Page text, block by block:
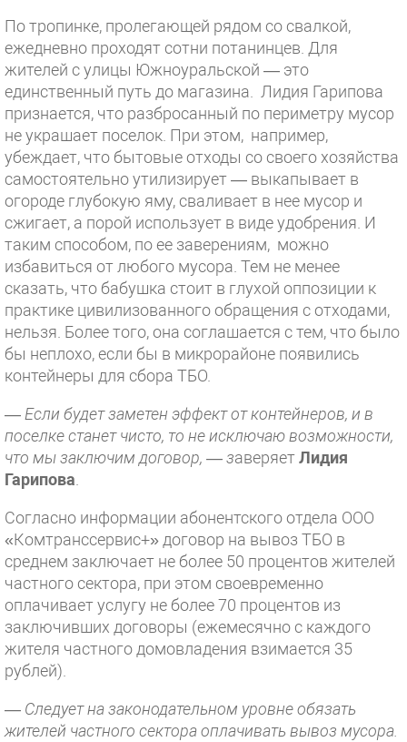
По тропинке, пролегающей рядом со свалкой,
ежедневно проходят сотни потанинцев. Для
жителей с улицы Южноуральской — это
единственный путь до магазина. Лидия Гарипова
признается, что разбросанный по периметру мусор
не украшает поселок. При этом, например,
убеждает, что бытовые отходы со своего хозяйства
самостоятельно утилизирует — выкапывает в
огороде глубокую яму, сваливает в нее мусор и
сжигает, а порой использует в виде удобрения. И
таким способом, по ее заверениям, можно
избавиться от любого мусора. Тем не менее
сказать, что бабушка стоит в глухой оппозиции к
практике цивилизованного обращения с отходами,
нельзя. Более того, она соглашается с тем, что было
бы неплохо, если бы в микрорайоне появились
контейнеры для сбора ТБО.
— Если будет заметен эффект от контейнеров, и в
поселке станет чисто, то не исключаю возможности,
что мы заключим договор, — заверяетЛидия
Гарипова
Согласно информации абонентского отдела ООО
«Комтранссервис+» договор на вывоз ТБО в
среднем заключает не более 50 процентов жителей
частного сектора, при этом своевременно
оплачивает услугу не более 70 процентов из
заключивших договоры (ежемесячно с каждого
жителя частного домовладения взимается 35
рублей).
— Следует на законодательном уровне обязать
жителей частного сектора оплачивать вывоз мусора.